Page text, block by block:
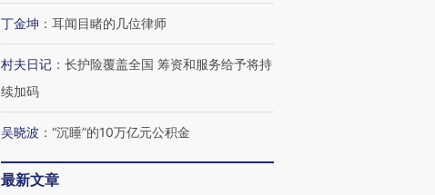
有意思的生活方式·第三对
丁金坤 ： 耳闻目睹的几位律师
村夫日记 ： 长护险覆盖全国 筹资和服务给予将持
续加码
吴晓波 ： “沉睡”的10万亿元公积金
最新文章